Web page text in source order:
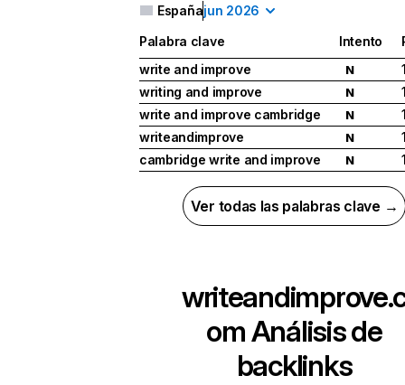
Españajun 2026
Palabra clave Intento
write and improve
N
writing and improve
N
write and improve cambridge
N
writeandimprove
N
cambridge write and improve
N
Ver todas las palabras clave →
omAnálisis de
backlinks